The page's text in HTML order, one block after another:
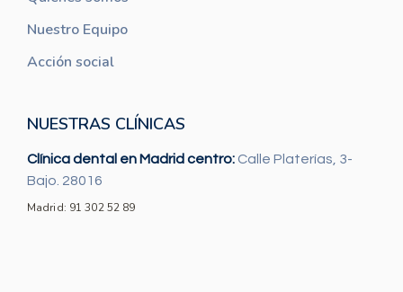
Nuestro Equipo
Acción social
NUESTRAS CLÍNICAS
Clínica dental en Madrid centro: Calle Platerías, 3-
Bajo. 28016
Madrid: 91 302 52 89